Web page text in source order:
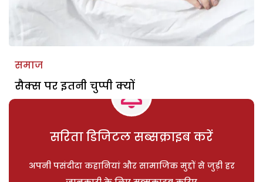
समाज
सैक्स पर इतनी चुप्पी क्यों
सरिता डिजिटल सब्सक्राइब करें
अपनी पसंदीदा कहानियां और सामाजिक मुद्दों से जुड़ी हर